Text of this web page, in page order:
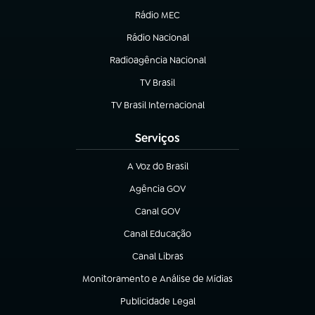
Rádio MEC
(abre em nova aba)
Rádio Nacional
Radioagência Nacional
(abre em nova aba)
TV Brasil
(abre em nova aba)
TV Brasil Internacional
(abre em nova aba)
Serviços
A Voz do Brasil
(abre em nova aba)
Agência GOV
(abre em nova aba)
Canal GOV
(abre em nova aba)
Canal Educação
(abre em nova aba)
Canal Libras
(abre em nova aba)
Monitoramento e Análise de Mídias
(abre em nova aba)
Publicidade Legal
(abre em nova aba)